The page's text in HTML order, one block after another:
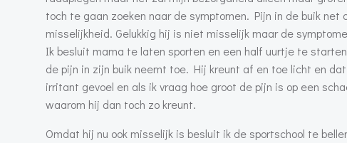
toch te gaan zoeken naar de symptomen. Pijn in de buik
misselijkheid. Gelukkig hij is niet misselijk maar de
Ik besluit mama te laten sporten en een half uurtje te
de pijn in zijn buik neemt toe. Hij kreunt af en toe licht en
irritant gevoel en als ik vraag hoe groot de pijn is op een
waarom hij dan toch zo kreunt.
Omdat hij nu ook misselijk is besluit ik de sportschool te